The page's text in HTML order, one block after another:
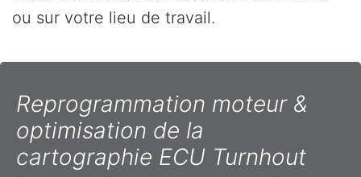
ou sur votre lieu de travail.
Reprogrammation moteur &
optimisation de la
cartographie ECU Turnhout